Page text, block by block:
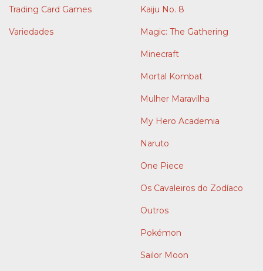
Trading Card Games
Variedades
Kaiju No. 8
Magic: The Gathering
Minecraft
Mortal Kombat
Mulher Maravilha
My Hero Academia
Naruto
One Piece
Os Cavaleiros do Zodíaco
Outros
Pokémon
Sailor Moon